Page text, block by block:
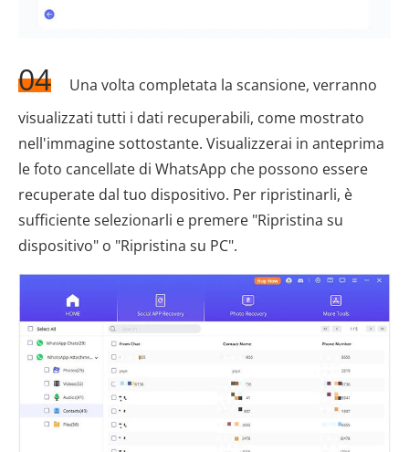
04
Una volta completata la scansione, verranno
visualizzati tutti i dati recuperabili, come mostrato
nell'immagine sottostante. Visualizzerai in anteprima
le foto cancellate di WhatsApp che possono essere
recuperate dal tuo dispositivo. Per ripristinarli, è
sufficiente selezionarli e premere "Ripristina su
dispositivo" o "Ripristina su PC".